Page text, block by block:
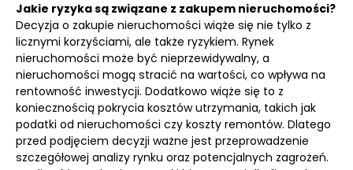
Jakie ryzyka są związane z zakupem nieruchomości?
Decyzja o zakupie nieruchomości wiąże się nie tylko z
licznymi korzyściami, ale także ryzykiem. Rynek
nieruchomości może być nieprzewidywalny, a
nieruchomości mogą stracić na wartości, co wpływa na
rentowność inwestycji. Dodatkowo wiąże się to z
koniecznością pokrycia kosztów utrzymania, takich jak
podatki od nieruchomości czy koszty remontów. Dlatego
przed podjęciem decyzji ważne jest przeprowadzenie
szczegółowej analizy rynku oraz potencjalnych zagrożeń.